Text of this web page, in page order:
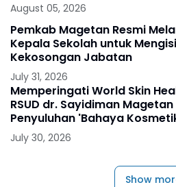
August 05, 2026
Pemkab Magetan Resmi
Kepala Sekolah untuk Mengisi
Kekosongan Jabatan
July 31, 2026
Memperingati World Skin
RSUD dr. Sayidiman
Penyuluhan 'Bahaya
July 30, 2026
Show